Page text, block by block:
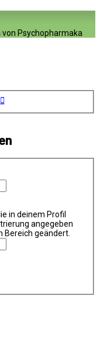
Psychopharmaka
Erweiterte
in deinem Profil
angegeben
Bereich geändert.